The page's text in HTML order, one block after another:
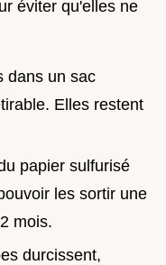
éviter qu'elles ne
dans un sac
Elles restent
papier sulfurisé
les sortir une
mois.
durcissent,